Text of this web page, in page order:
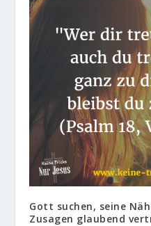
Gott suchen, seine
Zusagen glaubend